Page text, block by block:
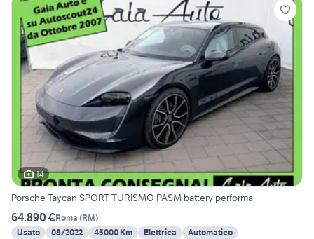
14
Porsche Taycan SPORT TURISMO PASM battery performa
64.890 €Roma (RM)
Usato
08/2022 45000 Km Elettrica
Automatico